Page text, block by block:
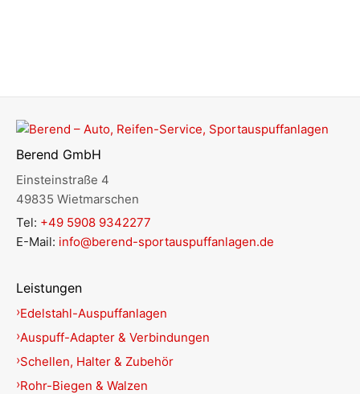
Berend GmbH
Einsteinstraße 4
49835 Wietmarschen
Tel: +49 5908 9342277
E-Mail: info@berend-sportauspuffanlagen.de
Leistungen
Edelstahl-Auspuffanlagen
Auspuff-Adapter & Verbindungen
Schellen, Halter & Zubehör
Rohr-Biegen & Walzen